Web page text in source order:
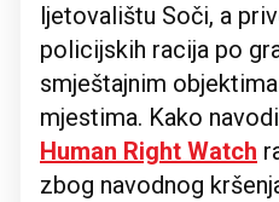
ljetovalištu Soči, a
policijskih racija po
smještajnim
mjestima. Kako
Human Right Watch
zbog navodnog